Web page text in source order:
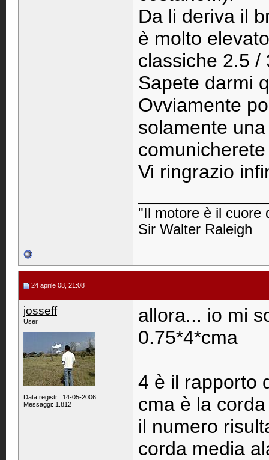
Da li deriva il
è molto
classiche 2.5 /
Sapete darmi
Ovviamente
solamente
Vi ringrazio
"Il motore è il cuore
Sir Walter Raleigh
24 aprile 08, 21:08
josseff
User
Data registr.: 14-05-2006
Messaggi: 1.812
allora... io mi
0.75*4*cma
4 è il rapporto
cma è la
il numero
corda media